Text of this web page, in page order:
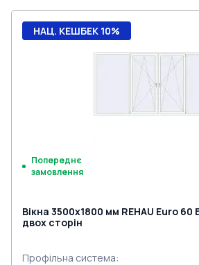
НАЦ. КЕШБЕК 10%
Попереднє
замовлення
Вікна 3500x1800 мм REHAU Euro 60
двох сторін
Профільна система: